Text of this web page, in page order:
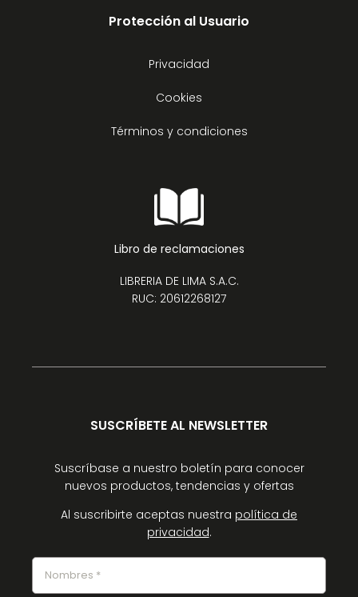
Protección al Usuario
Privacidad
Cookies
Términos y condiciones
Libro de reclamaciones
LIBRERIA DE LIMA S.A.C.
RUC: 20612268127
SUSCRÍBETE AL NEWSLETTER
Suscríbase a nuestro boletín para conocer
nuevos productos, tendencias y ofertas
Al suscribirte aceptas nuestra política de
privacidad.